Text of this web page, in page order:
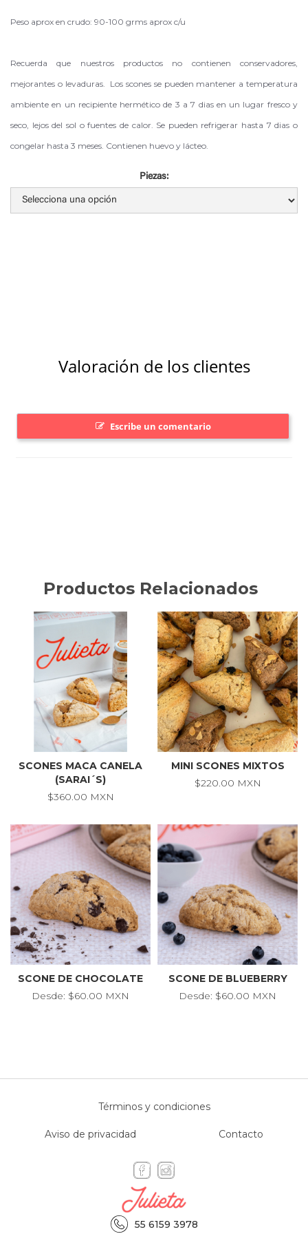
Peso aprox en crudo: 90-100 grms aprox c/u
Recuerda que nuestros productos no contienen conservadores,
mejorantes o levaduras. Los scones se pueden mantener a temperatura
ambiente en un recipiente hermético de 3 a 7 dias en un lugar fresco y
seco, lejos del sol o fuentes de calor. Se pueden refrigerar hasta 7 dias o
congelar hasta 3 meses. Contienen huevo y lácteo.
Piezas:
Productos Relacionados
SCONES MACA CANELA
(SARAI´S)
$360.00 MXN
MINI SCONES MIXTOS
$220.00 MXN
SCONE DE CHOCOLATE
Desde: $60.00 MXN
SCONE DE BLUEBERRY
Desde: $60.00 MXN
Términos y condiciones
Aviso de privacidad Contacto
55 6159 3978